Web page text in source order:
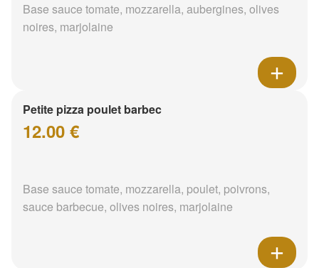
Base sauce tomate, mozzarella, aubergines, olives
noires, marjolaine
Petite pizza poulet barbec
12.00 €
Base sauce tomate, mozzarella, poulet, poivrons,
sauce barbecue, olives noires, marjolaine